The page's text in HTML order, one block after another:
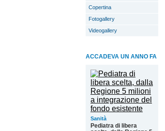
Copertina
Fotogallery
Videogallery
ACCADEVA UN ANNO FA
Sanità
Pediatra di libera